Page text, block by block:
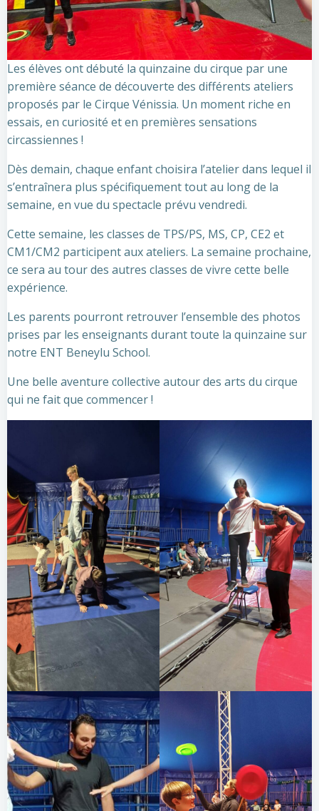
Les élèves ont débuté la quinzaine du cirque par une
première séance de découverte des différents ateliers
proposés par le Cirque Vénissia. Un moment riche en
essais, en curiosité et en premières sensations
circassiennes !
Dès demain, chaque enfant choisira l’atelier dans lequel il
s’entraînera plus spécifiquement tout au long de la
semaine, en vue du spectacle prévu vendredi.
Cette semaine, les classes de TPS/PS, MS, CP, CE2 et
CM1/CM2 participent aux ateliers. La semaine prochaine,
ce sera au tour des autres classes de vivre cette belle
expérience.
Les parents pourront retrouver l’ensemble des photos
prises par les enseignants durant toute la quinzaine sur
notre ENT Beneylu School.
Une belle aventure collective autour des arts du cirque
qui ne fait que commencer !